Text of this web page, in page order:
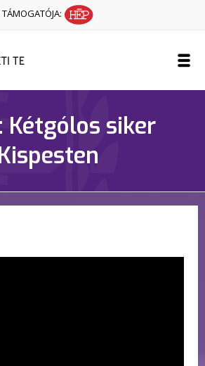
Kétgólos siker